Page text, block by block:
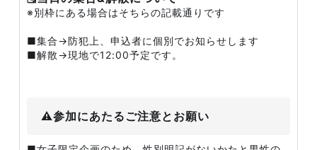
※別枠にある場合はそちらの記載通りです
■集合→防犯上、申込者に個別でお知らせします
■解散→現地で12:00予定です。
⚠️参加にあたるご注意とお願い